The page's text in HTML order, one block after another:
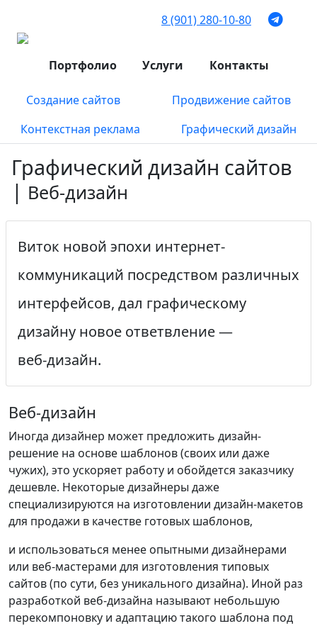
Портфолио Услуги Контакты
8 (901) 280-10-80
Создание сайтов
Продвижение сайтов
Контекстная реклама
Графический дизайн
Графический дизайн сайтов
| Веб-дизайн
Виток новой эпохи интернет-
коммуникаций посредством различных
интерфейсов, дал графическому
дизайну новое ответвление —
веб-дизайн.
Веб-дизайн
Иногда дизайнер может предложить дизайн-
решение на основе шаблонов (своих или даже
чужих), это ускоряет работу и обойдется заказчику
дешевле. Некоторые дизайнеры даже
специализируются на изготовлении дизайн-макетов
для продажи в качестве готовых шаблонов,
и использоваться менее опытными дизайнерами
или веб-мастерами для изготовления типовых
сайтов (по сути, без уникального дизайна). Иной раз
разработкой веб-дизайна называют небольшую
перекомпоновку и адаптацию такого шаблона под